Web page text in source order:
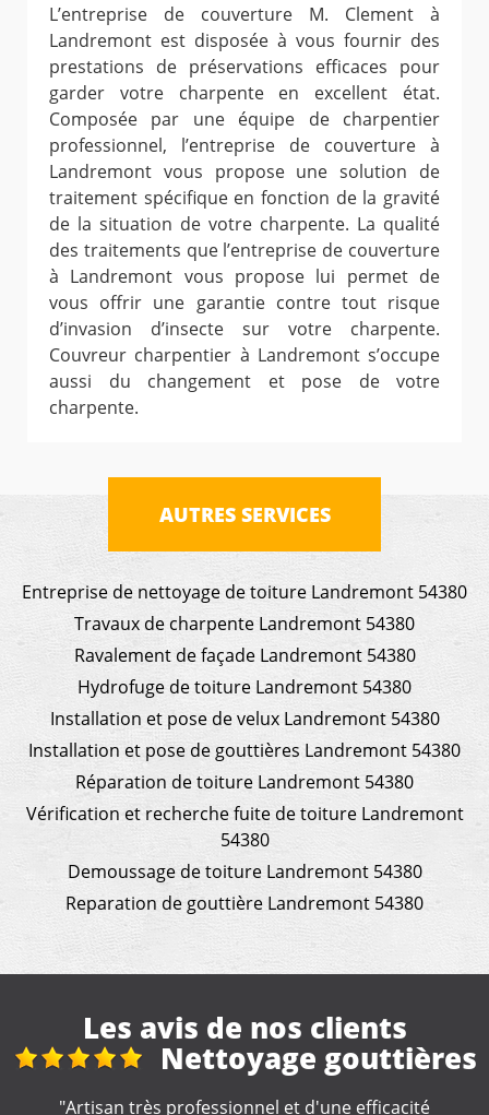
L’entreprise de couverture M. Clement à
Landremont est disposée à vous fournir des
prestations de préservations efficaces pour
garder votre charpente en excellent état.
Composée par une équipe de charpentier
professionnel, l’entreprise de couverture à
Landremont vous propose une solution de
traitement spécifique en fonction de la gravité
de la situation de votre charpente. La qualité
des traitements que l’entreprise de couverture
à Landremont vous propose lui permet de
vous offrir une garantie contre tout risque
d’invasion d’insecte sur votre charpente.
Couvreur charpentier à Landremont s’occupe
aussi du changement et pose de votre
charpente.
AUTRES SERVICES
Entreprise de nettoyage de toiture Landremont 54380
Travaux de charpente Landremont 54380
Ravalement de façade Landremont 54380
Hydrofuge de toiture Landremont 54380
Installation et pose de velux Landremont 54380
Installation et pose de gouttières Landremont 54380
Réparation de toiture Landremont 54380
Vérification et recherche fuite de toiture Landremont
54380
Demoussage de toiture Landremont 54380
Reparation de gouttière Landremont 54380
Les avis de nos clients
Travaux de
couverture